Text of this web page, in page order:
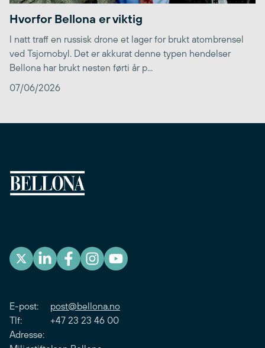
Hvorfor Bellona er viktig
I natt traff en russisk drone et lager for brukt atombrensel
ved Tsjornobyl. Det er akkurat denne typen hendelser
Bellona har brukt nesten førti år p...
07/06/2026
E-post: post@bellona.no
Tlf: +47 23 23 46 00
Adresse: